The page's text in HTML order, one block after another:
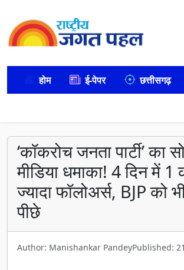
होम ई-पेपर छत्तीसगढ़
‘कॉकरोच जनता पार्टी’ का
मीडिया धमाका! 4 दिन में
ज्यादा फॉलोअर्स, BJP को
पीछे
Author: Manishankar PandeyPublished: